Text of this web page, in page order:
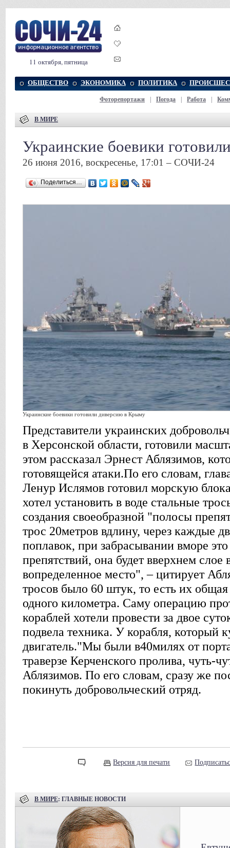
11 октября, пятница
ОБЩЕСТВО ЭКОНОМИКА ПОЛИТИКА
Фоторепортажи Погода Работа
В МИРЕ
Украинские боевики
26 июня 2016, воскресенье, 17:01 – СОЧИ-24
Поделиться…
Украинские боевики готовили диверсию в Крыму
Представители украинских
в Херсонской области, готовили
этом рассказал Эрнест Аблязимов,
готовящейся атаки.По его словам,
Ленур Ислямов готовил морскую
хотел установить в воде стальные
создания своеобразной "полосы
трос 20метров вдлину, через каждые
поплавок, при забрасывании вморе
препятствий, она будет вверхнем
вопределенное место", – цитирует
тросов было 60 штук, то есть их
одного километра. Саму операцию
кораблей хотели провести за двое
подвела техника. У корабля, который
двигатель."Мы были в40милях от
траверзе Керченского пролива, чуть-
Аблязимов. По его словам, сразу же
покинуть добровольческий отряд.
Версия для печати
В МИРЕ: ГЛАВНЫЕ НОВОСТИ